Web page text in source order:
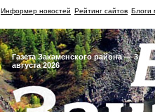
Информер новостей Рейтинг сайтов Блоги
Газета Закаменского района — 3
августа 2026